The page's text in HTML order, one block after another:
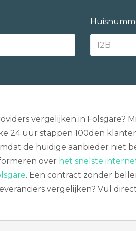
vergelijken in Folsgare?
24 uur stappen 100den
de huidige aanbieder niet
over het snelste
. Een contract zonder
vergelijken? Vul